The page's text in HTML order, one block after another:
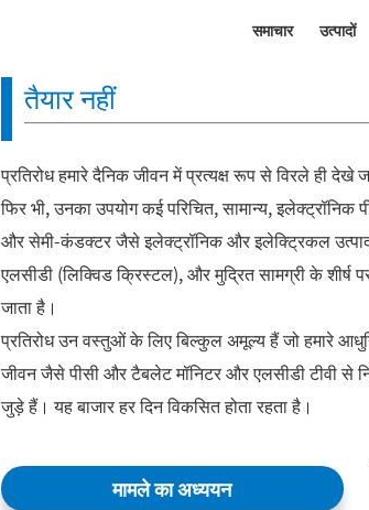
समाचार उत्पादों
तैयार नहीं
प्रतिरोध हमारे दैनिक जीवन में प्रत्यक्ष रूप से विरले ही देखे
फिर भी, उनका उपयोग कई परिचित, सामान्य, इलेक्ट्रॉनिक
और सेमी-कंडक्टर जैसे इलेक्ट्रॉनिक और इलेक्ट्रिकल
एलसीडी (लिक्विड क्रिस्टल), और मुद्रित सामग्री के शीर्ष
जाता है।
प्रतिरोध उन वस्तुओं के लिए बिल्कुल अमूल्य हैं जो हमारे
जीवन जैसे पीसी और टैबलेट मॉनिटर और एलसीडी टीवी से
जुड़े हैं। यह बाजार हर दिन विकसित होता रहता है।
मामले का अध्ययन